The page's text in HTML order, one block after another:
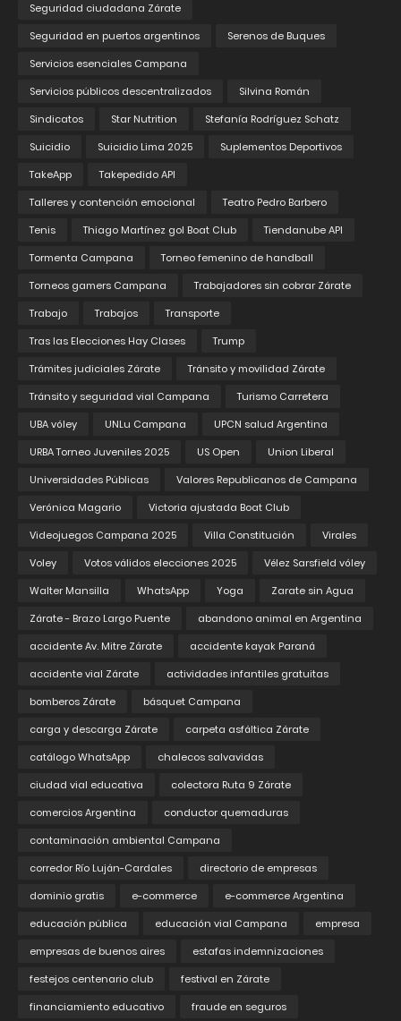
Seguridad ciudadana Zárate
Seguridad en puertos argentinos
Serenos de Buques
Servicios esenciales Campana
Servicios públicos descentralizados
Silvina Román
Sindicatos
Star Nutrition
Stefanía Rodríguez Schatz
Suicidio
Suicidio Lima 2025
Suplementos Deportivos
TakeApp
Takepedido API
Talleres y contención emocional
Teatro Pedro Barbero
Tenis
Thiago Martínez gol Boat Club
Tiendanube API
Tormenta Campana
Torneo femenino de handball
Torneos gamers Campana
Trabajadores sin cobrar Zárate
Trabajo
Trabajos
Transporte
Tras las Elecciones Hay Clases
Trump
Trámites judiciales Zárate
Tránsito y movilidad Zárate
Tránsito y seguridad vial Campana
Turismo Carretera
UBA vóley
UNLu Campana
UPCN salud Argentina
URBA Torneo Juveniles 2025
US Open
Union Liberal
Universidades Públicas
Valores Republicanos de Campana
Verónica Magario
Victoria ajustada Boat Club
Videojuegos Campana 2025
Villa Constitución
Virales
Voley
Votos válidos elecciones 2025
Vélez Sarsfield vóley
Walter Mansilla
WhatsApp Yoga
Zarate sin Agua
Zárate - Brazo Largo Puente
abandono animal en Argentina
accidente Av. Mitre Zárate
accidente kayak Paraná
accidente vial Zárate
actividades infantiles gratuitas
bomberos Zárate
básquet Campana
carga y descarga Zárate
carpeta asfáltica Zárate
catálogo WhatsApp
chalecos salvavidas
ciudad vial educativa
colectora Ruta 9 Zárate
comercios Argentina
conductor quemaduras
contaminación ambiental Campana
corredor Río Luján-Cardales
directorio de empresas
dominio gratis
e-commerce
e-commerce Argentina
educación pública
educación vial Campana
empresa
empresas de buenos aires
estafas indemnizaciones
festejos centenario club
festival en Zárate
financiamiento educativo
fraude en seguros